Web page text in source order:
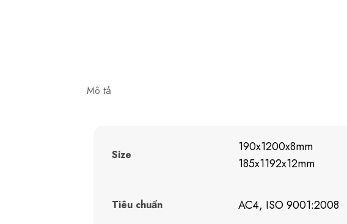
Mô tả
Size
190x1200x8mm
185x1192x12mm
Tiêu chuẩn AC4, ISO 9001:2008